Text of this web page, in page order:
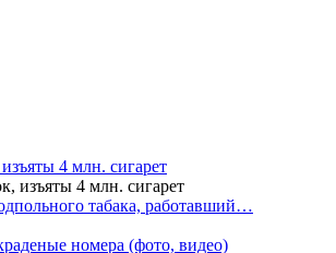
4 млн. сигарет
табака, работавший…
номера (фото, видео)